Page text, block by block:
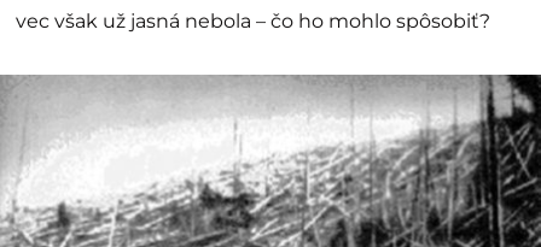
vec však už jasná nebola – čo ho mohlo spôsobiť?